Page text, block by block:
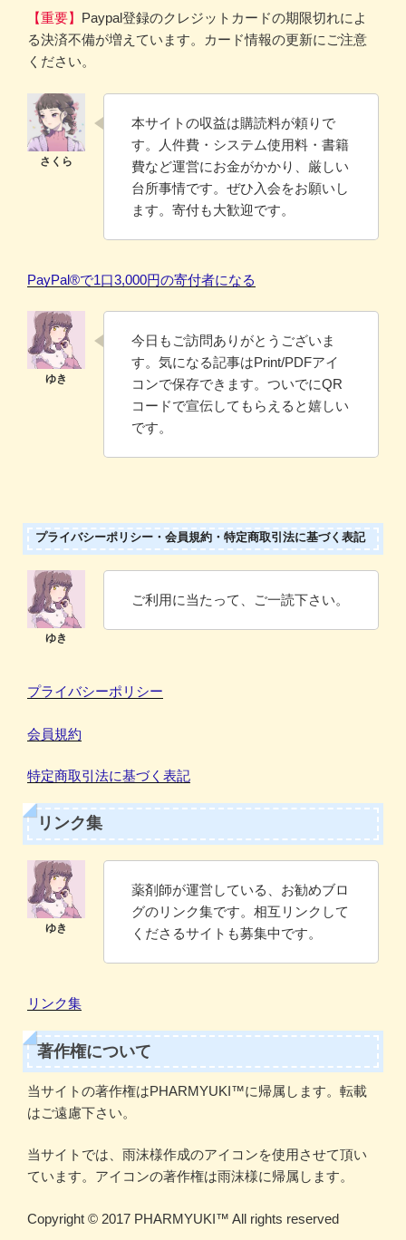
【重要】 Paypal登録のクレジットカードの期限切れによ
る決済不備が増えています。カード情報の更新にご注意
ください。
本サイトの収益は購読料が頼りで
す。人件費・システム使用料・書籍
費など運営にお金がかかり、厳しい
台所事情です。ぜひ入会をお願いし
ます。寄付も大歓迎です。
PayPal®️で1口3,000円の寄付者になる
今日もご訪問ありがとうございま
す。気になる記事はPrint/PDFアイ
コンで保存できます。ついでにQR
コードで宣伝してもらえると嬉しい
です。
プライバシーポリシー・会員規約・特定商取引法に基づく表記
ご利用に当たって、ご一読下さい。
プライバシーポリシー
会員規約
特定商取引法に基づく表記
リンク集
薬剤師が運営している、お勧めブロ
グのリンク集です。相互リンクして
くださるサイトも募集中です。
リンク集
著作権について
当サイトの著作権はPHARMYUKI™に帰属します。転載
はご遠慮下さい。
当サイトでは、雨沫様作成のアイコンを使用させて頂い
ています。アイコンの著作権は雨沫様に帰属します。
Copyright ©️ 2017 PHARMYUKI™️ All rights reserved